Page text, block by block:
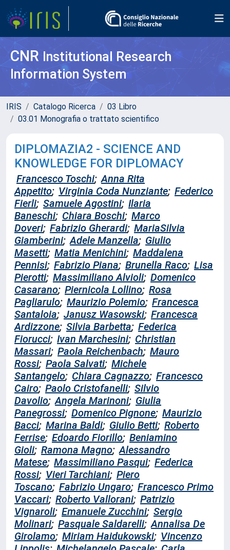
CNR Institutional Research
Information System
IRIS Catalogo Ricerca
03 Libro
03.01 Monografia o trattato scientifico
DIPLOMAZIA2 - SCIENCE AND
KNOWLEDGE FOR DIPLOMACY
Francesco Toschi; Anna Rita
Appetito; Virginia Coda Nunziante; Federico
Fierli; Samuele Agostini; Ilaria
Baneschi; Chiara Boschi; Marco
Doveri; Fabrizio Gherardi; MariaSilvia
Giamberini; Adele Manzella; Giulio
Masetti; Matia Menichini; Maddalena
Pennisi; Fabrizio Piana; Brunella Raco; Lisa
Pierotti; Massimiliano Alvioli; Domenico
Casarano; Piernicola Lollino; Rosa
Pagliarulo; Maurizio Polemio; Francesca
Santaloia; Janusz Wasowski; Francesca
Ardizzone; Silvia Barbetta; Federica
Fiorucci; Ivan Marchesini; Christian
Massari; Paola Reichenbach; Mauro
Rossi; Paola Salvati; Michele
Santangelo; Chiara Cagnazzo; Francesco
Cairo; Paolo Cristofanelli; Silvio
Davolio; Angela Marinoni; Giulia
Panegrossi; Domenico Pignone; Maurizio
Bacci; Marina Baldi; Giulio Betti; Roberto
Ferrise; Edoardo Fiorillo; Beniamino
Gioli; Ramona Magno; Alessandro
Matese; Massimiliano Pasqui; Federica
Rossi; Vieri Tarchiani; Piero
Toscano; Fabrizio Ungaro; Francesco Primo
Vaccari; Roberto Vallorani; Patrizio
Vignaroli; Emanuele Zucchini; Sergio
Molinari; Pasquale Saldarelli; Annalisa De
Girolamo; Miriam Haidukowski; Vincenzo